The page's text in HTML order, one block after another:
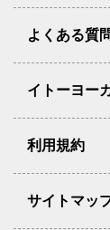
よくある質
イトーヨー
利用規約
サイトマッ